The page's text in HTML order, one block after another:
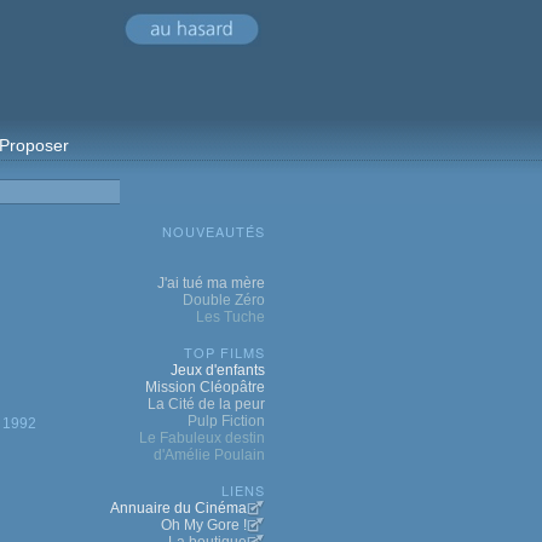
Proposer
1992
NOUVEAUTÉS
J'ai tué ma mère
Double Zéro
Les Tuche
TOP FILMS
Jeux d'enfants
Mission Cléopâtre
La Cité de la peur
Pulp Fiction
Le Fabuleux destin
d'Amélie Poulain
LIENS
Annuaire du Cinéma
Oh My Gore !